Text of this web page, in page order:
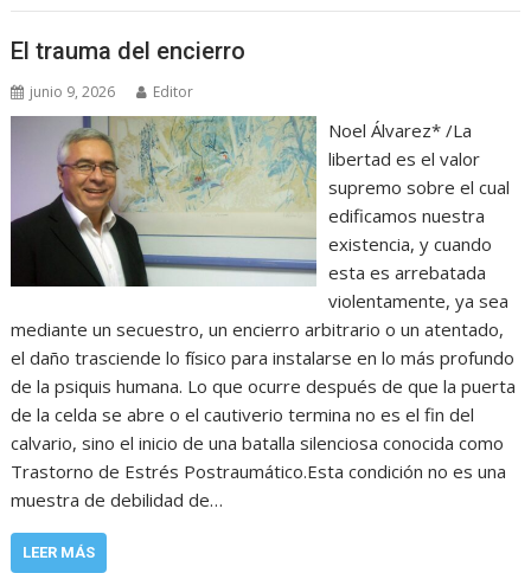
El trauma del encierro
junio 9, 2026 Editor
Noel Álvarez* /La
libertad es el valor
supremo sobre el cual
edificamos nuestra
existencia, y cuando
esta es arrebatada
violentamente, ya sea
mediante un secuestro, un encierro arbitrario o un atentado,
el daño trasciende lo físico para instalarse en lo más profundo
de la psiquis humana. Lo que ocurre después de que la puerta
de la celda se abre o el cautiverio termina no es el fin del
calvario, sino el inicio de una batalla silenciosa conocida como
Trastorno de Estrés Postraumático.Esta condición no es una
muestra de debilidad de…
LEER MÁS